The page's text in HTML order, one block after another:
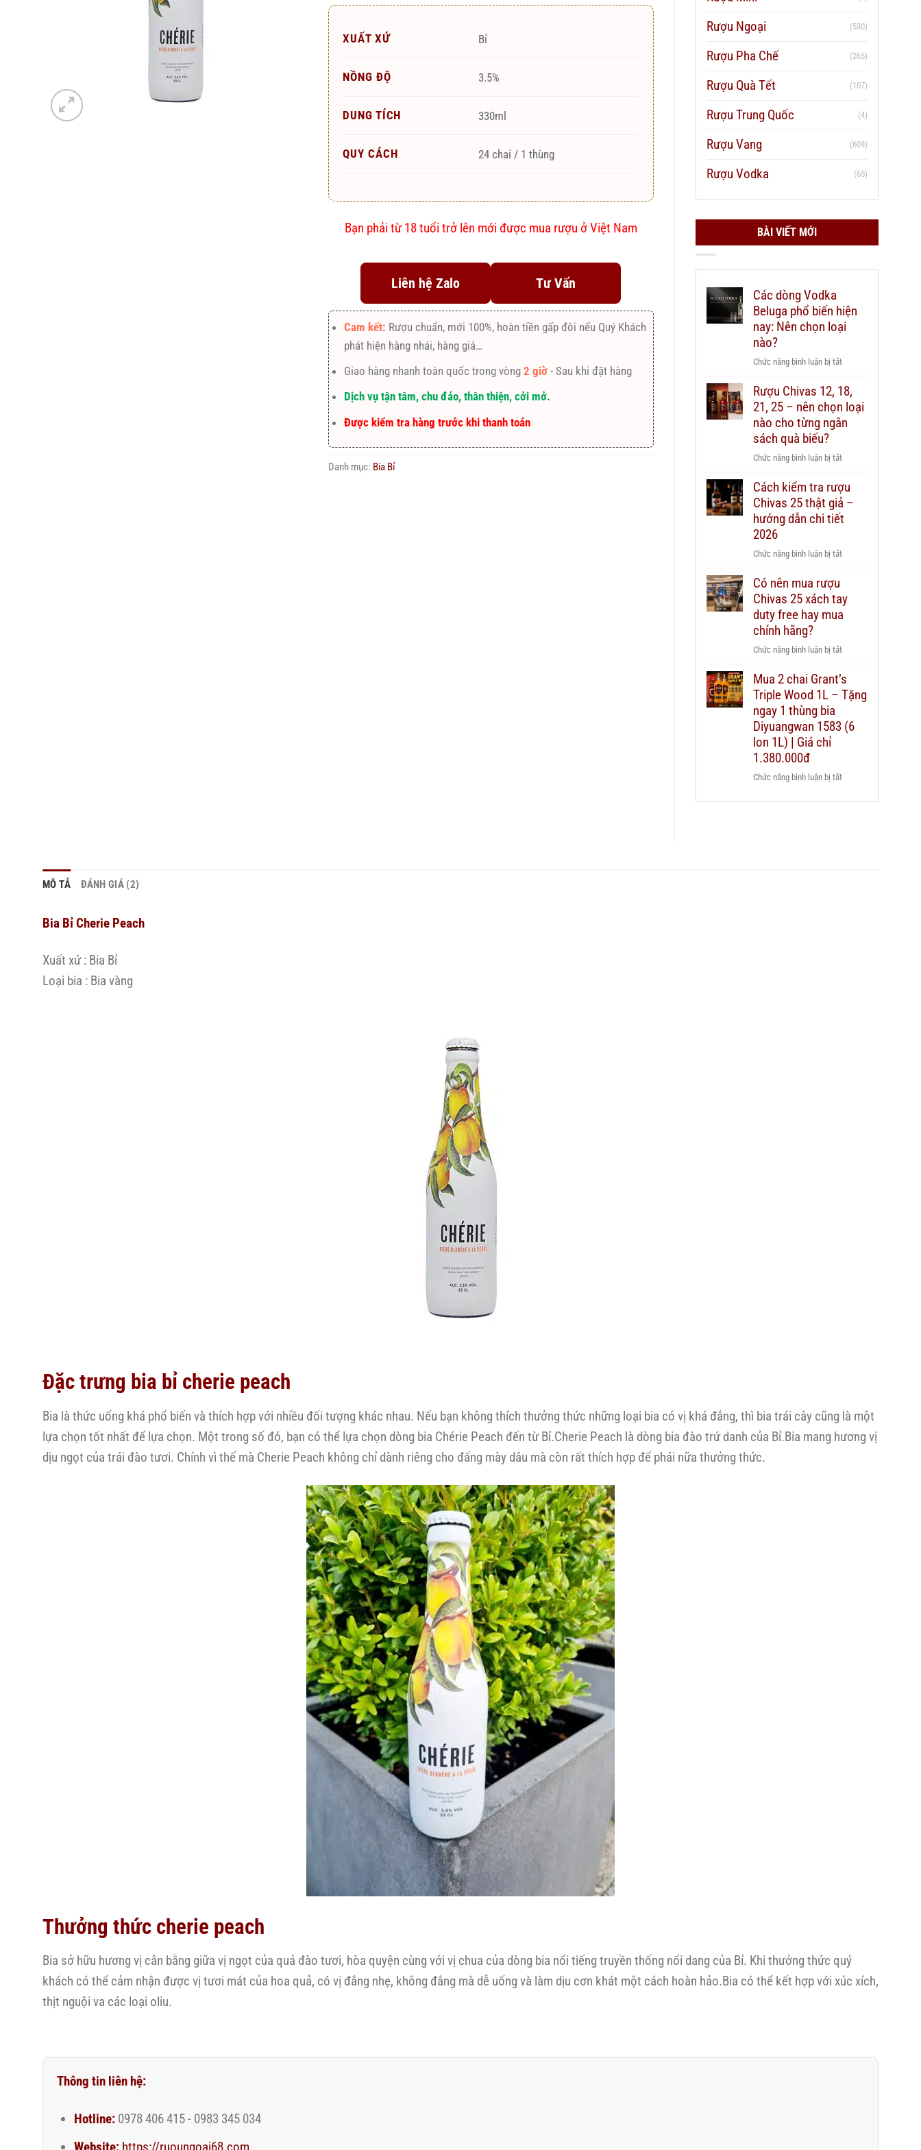
XUẤT XỨ Bỉ
NỒNG ĐỘ 3.5%
DUNG TÍCH 330ml
QUY CÁCH 24 chai / 1 thùng
Bạn phải từ 18 tuổi trở lên mới được mua rượu ở Việt Nam
Liên hệ Zalo Tư Vấn
Cam kết: Rượu chuẩn, mới 100%, hoàn tiền gấp đôi nếu Quý Khách
phát hiện hàng nhái, hàng giả…
Giao hàng nhanh toàn quốc trong vòng 2 giờ- Sau khi đặt hàng
Dịch vụ tận tâm, chu đáo, thân thiện, cởi mở.
Được kiểm tra hàng trước khi thanh toán
Danh mục: Bia Bỉ
Rượu Ngoại (530)
Rượu Pha Chế (265)
Rượu Quà Tết (107)
Rượu Trung Quốc (4)
Rượu Vang (609)
Rượu Vodka (65)
BÀI VIẾT MỚI
Các dòng Vodka
Beluga phổ biến hiện
nay: Nên chọn loại
nào?
Chức năng bình luận bị tắtở
dòng
Vodka
Beluga
hiện
Nên
chọn
loại
Rượu Chivas 12, 18,
21, 25 – nên chọn loại
nào cho từng ngân
sách quà biếu?
Chức năng bình luận bị tắtở
Chivas
12,
18,
–
loại
nào
quà
biếu?
Cách kiểm tra rượu
Chivas 25 thật giả –
hướng dẫn chi tiết
2026
Chức năng bình luận bị tắtở
tra
rượu
thật
–
hướng
chi
Có nên mua rượu
Chivas 25 xách tay
duty free hay mua
chính hãng?
Chức năng bình luận bị tắtở
nên
mua
Chivas
25
duty
Mua 2 chai Grant’s
Triple Wood 1L – Tặng
ngay 1 thùng bia
Diyuangwan 1583 (6
lon 1L) | Giá chỉ
1.380.000đ
Chức năng bình luận bị tắtở
2
MÔ TẢ ĐÁNH GIÁ (2)
Bia Bỉ Cherie Peach
Xuất xứ : Bia Bỉ
Loại bia : Bia vàng
Đặc trưng bia bỉ cherie peach
Bia là thức uống khá phổ biến và thích hợp với nhiều đối tượng khác nhau. Nếu bạn không thích thưởng thức những loại bia có vị khá đắng, thì bia trái cây cũng là một
lựa chọn tốt nhất để lựa chọn. Một trong số đó, bạn có thể lựa chọn dòng bia Chérie Peach đến từ Bỉ.Cherie Peach là dòng bia đào trứ danh của Bỉ.Bia mang hương vị
dịu ngọt của trái đào tươi. Chính vì thế mà Cherie Peach không chỉ dành riêng cho đấng mày dâu mà còn rất thích hợp để phái nữa thưởng thức.
Thưởng thức cherie peach
Bia sở hữu hương vị cân bằng giữa vị ngọt của quả đào tươi, hòa quyện cùng với vị chua của dòng bia nổi tiếng truyền thống nổi dang của Bỉ. Khi thưởng thức quý
khách có thể cảm nhận được vị tươi mát của hoa quả, có vị đắng nhẹ, không đắng mà dễ uống và làm dịu cơn khát một cách hoàn hảo.Bia có thể kết hợp với xúc xích,
thịt nguội va các loại oliu.
Thông tin liên hệ:
Hotline:0978 406 415 - 0983 345 034